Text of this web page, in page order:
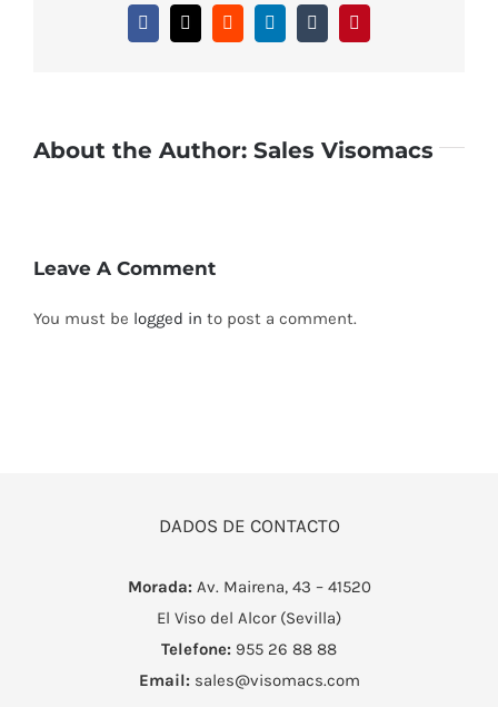
Facebook
X RedditLinkedInTumblrPinterest
About the Author: Sales Visomacs
Leave A Comment
You must be logged in to post a comment.
DADOS DE CONTACTO
Morada:Av. Mairena, 43 – 41520
El Viso del Alcor (Sevilla)
Telefone: 955 26 88 88
Email:sales@visomacs.com